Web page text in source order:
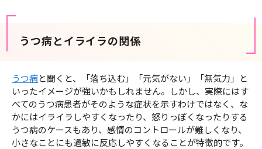
うつ病とイライラの関係
うつ病と聞くと、「落ち込む」「元気がない」「無気力」と
いったイメージが強いかもしれません。しかし、実際にはす
べてのうつ病患者がそのような症状を示すわけではなく、な
かにはイライラしやすくなったり、怒りっぽくなったりする
うつ病のケースもあり、感情のコントロールが難しくなり、
小さなことにも過敏に反応しやすくなることが特徴的です。